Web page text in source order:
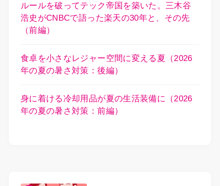
ルールを破ってテック帝国を築いた。三木谷
浩史がCNBCで語った楽天の30年と、その先
（前編）
食卓を小さなレジャー空間に変える夏（2026
年の夏の暑さ対策：後編）
身に着ける冷却用品が夏の生活装備に（2026
年の夏の暑さ対策：前編）